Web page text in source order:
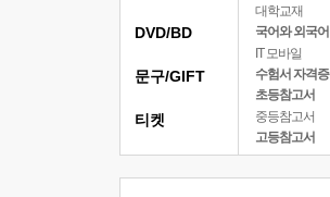
대학교재
국어와 외국어
IT 모바일
수험서 자격증
초등참고서
중등참고서
고등참고서
DVD/BD
문구/GIFT
티켓